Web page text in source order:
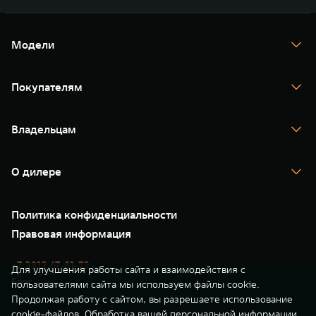
Модели
TANK 400
TANK 500
Покупателям
Тест-драйв
TANK Финансы
Корпоративным клиентам
Зарядные станции
Владельцам
Помощь на дороге
Новые цифровые сервисы TANK
Сервис
Нулевое ТО
Моторные масла
О дилере
35 лет GWM
GWM ТЕХ ДЕНЬ
Новости
Политика конфиденциальности
Правовая информация
+7 3812 67-81-72
Барс
Для улучшения работы сайта и взаимодействия с
пользователями сайта мы используем файлы cookie.
Продолжая работу с сайтом, вы разрешаете использование